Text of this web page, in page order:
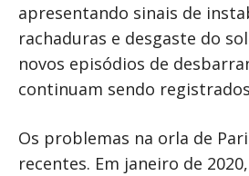
apresentando sinais de
rachaduras e desgaste do
novos episódios de
continuam sendo
Os problemas na orla de
recentes. Em janeiro de